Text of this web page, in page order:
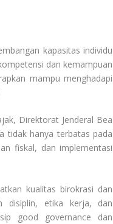
kapasitas individu
dan kemampuan
mampu menghadapi
Direktorat Jenderal Bea
tidak hanya terbatas pada
fiskal, dan implementasi
kualitas birokrasi dan
disiplin, etika kerja, dan
good governance dan